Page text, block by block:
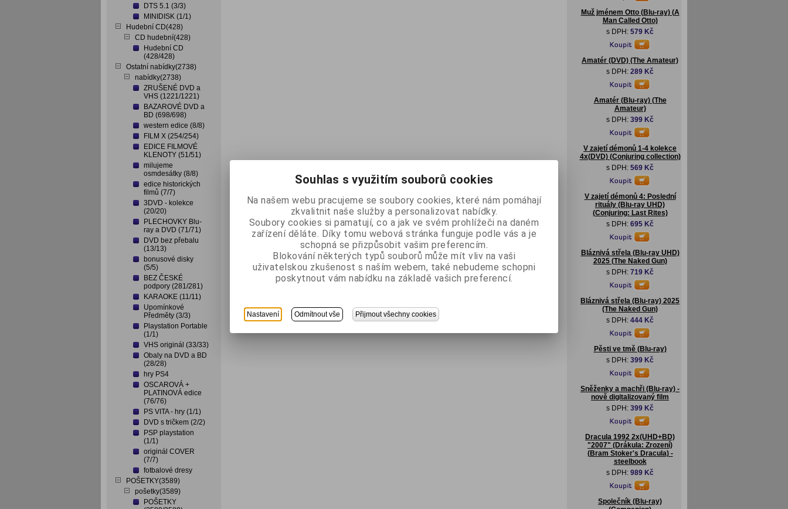
DTS 5.1 (3/3)
MINIDISK (1/1)
Hudební CD(428)
CD hudební(428)
Hudební CD
(428/428)
Ostatní nabídky(2738)
nabídky(2738)
ZRUŠENÉ DVD a
VHS (1221/1221)
BAZAROVÉ DVD a
BD (698/698)
western edice (8/8)
FILM X (254/254)
EDICE FILMOVÉ
KLENOTY (51/51)
milujeme
osmdesátky (8/8)
edice historických
filmů (7/7)
3DVD - kolekce
(20/20)
PLECHOVKY Blu-
ray a DVD (71/71)
DVD bez přebalu
(13/13)
bonusové disky
(5/5)
BEZ ČESKÉ
podpory (281/281)
KARAOKE (11/11)
Upomínkové
Předměty (3/3)
Playstation Portable
(1/1)
VHS originál (33/33)
Obaly na DVD a BD
(28/28)
hry PS4
OSCAROVÁ +
PLATINOVÁ edice
(76/76)
PS VITA - hry (1/1)
DVD s tričkem (2/2)
PSP playstation
(1/1)
originál COVER
(7/7)
fotbalové dresy
POŠETKY(3589)
pošetky(3589)
POŠETKY
Muž jménem Otto (Blu-ray) (A
Man Called Otto)
s DPH: 579 Kč
Amatér (DVD) (The Amateur)
s DPH: 289 Kč
Amatér (Blu-ray) (The
Amateur)
s DPH: 399 Kč
V zajetí démonů 1-4 kolekce
4x(DVD) (Conjuring collection)
s DPH: 569 Kč
V zajetí démonů 4: Poslední
rituály (Blu-ray UHD)
(Conjuring: Last Rites)
s DPH: 695 Kč
Bláznivá střela (Blu-ray UHD)
2025 (The Naked Gun)
s DPH: 719 Kč
Bláznivá střela (Blu-ray) 2025
(The Naked Gun)
s DPH: 444 Kč
Pěsti ve tmě (Blu-ray)
s DPH: 399 Kč
Sněženky a machři (Blu-ray) -
nově digitalizovaný film
s DPH: 399 Kč
Dracula 1992 2x(UHD+BD)
"2007" (Drákula: Zrození)
(Bram Stoker's Dracula) -
steelbook
s DPH: 989 Kč
Společník (Blu-ray)
Souhlas s využitím souborů cookies
Na našem webu pracujeme se soubory cookies, které nám pomáhají
zkvalitnit naše služby a personalizovat nabídky.
Soubory cookies si pamatují, co a jak ve svém prohlížeči na daném
zařízení děláte. Díky tomu webová stránka funguje podle vás a je
schopná se přizpůsobit vašim preferencím.
Blokování některých typů souborů může mít vliv na vaši
uživatelskou zkušenost s naším webem, také nebudeme schopni
poskytnout vám nabídku na základě vašich preferencí.
Nastavení Odmítnout vše Přijmout všechny cookies